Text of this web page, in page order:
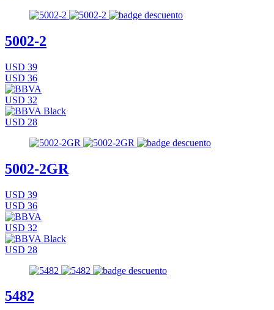
5002-2
USD 39
USD 36
USD 32
USD 28
5002-2GR
USD 39
USD 36
USD 32
USD 28
5482